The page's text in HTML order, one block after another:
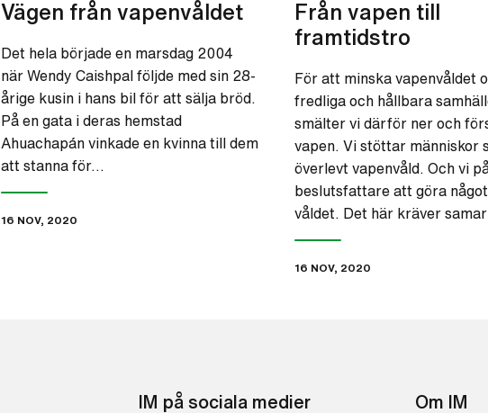
Vägen från vapenvåldet
Det hela började en marsdag 2004
när Wendy Caishpal följde med sin 28-
årige kusin i hans bil för att sälja bröd.
På en gata i deras hemstad
Ahuachapán vinkade en kvinna till dem
att stanna för…
16 NOV, 2020
Från vapen till
framtidstro
För att minska vapenvåldet
fredliga och hållbara
smälter vi därför ner och
vapen. Vi stöttar människor
överlevt vapenvåld. Och vi
beslutsfattare att göra
våldet. Det här kräver
16 NOV, 2020
IM på sociala medier Om IM